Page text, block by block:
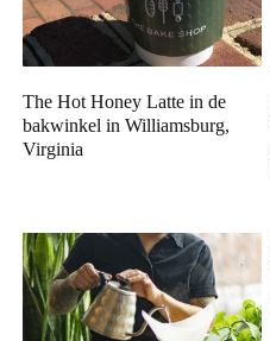
The Hot Honey Latte in de
bakwinkel in Williamsburg,
Virginia